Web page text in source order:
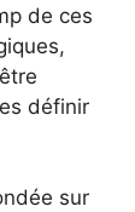
de ces
définir
sur